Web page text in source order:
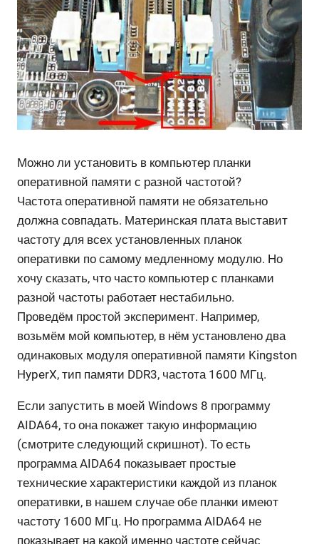
Можно ли установить в компьютер планки
оперативной памяти с разной частотой?
Частота оперативной памяти не обязательно
должна совпадать. Материнская плата выставит
частоту для всех установленных планок
оперативки по самому медленному модулю. Но
хочу сказать, что часто компьютер с планками
разной частоты работает нестабильно.
Проведём простой эксперимент. Например,
возьмём мой компьютер, в нём установлено два
одинаковых модуля оперативной памяти Kingston
HyperX, тип памяти DDR3, частота 1600 МГц.
Если запустить в моей Windows 8 программу
AIDA64, то она покажет такую информацию
(смотрите следующий скришнот). То есть
программа AIDA64 показывает простые
технические характеристики каждой из планок
оперативки, в нашем случае обе планки имеют
частоту 1600 МГц. Но программа AIDA64 не
показывает на какой именно частоте сейчас